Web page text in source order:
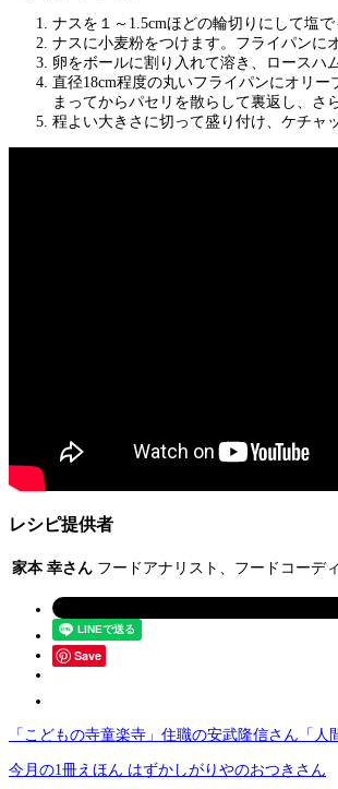
ナスを１～1.5cmほどの輪切りにして塩
ナスに小麦粉をつけます。フライパンに
卵をボールに割り入れて溶き、ロースハ
直径18cm程度の丸いフライパンにオリ
まってからパセリを散らして裏返し、さ
程よい大きさに切って盛り付け、ケチャ
レシピ提供者
家本 幸さん フードアナリスト、フードコーデ
Save
「こどもの寺童楽寺」住職の安武隆信さん「人
今月の1冊えほん はずかしがりやのおつきさん